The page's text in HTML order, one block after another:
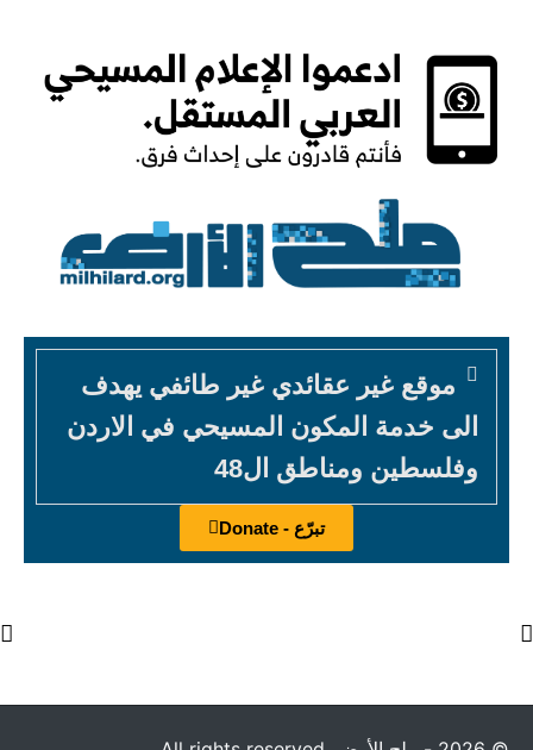
موقع غير عقائدي غير طائفي يهدف
الى خدمة المكون المسيحي في الاردن
وفلسطين ومناطق ال48
تبرّع - Donate